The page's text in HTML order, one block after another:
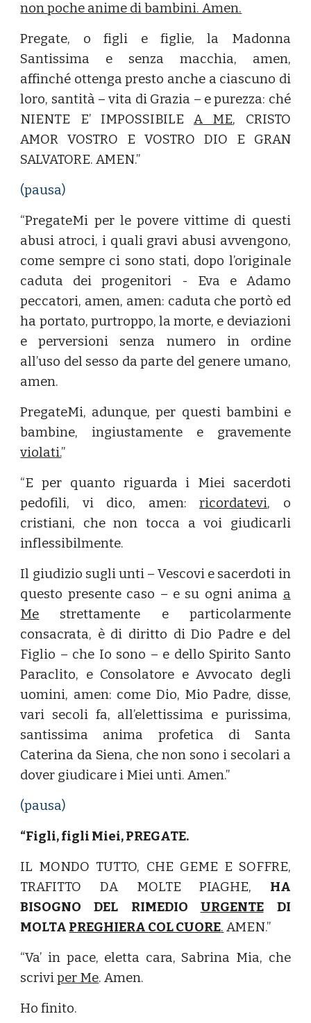
non poche anime di bambini. Amen.
Pregate, o figli e figlie, la Madonna
Santissima e senza macchia, amen,
affinché ottenga presto anche a ciascuno di
loro, santità – vita di Grazia – e purezza: ché
NIENTE E’ IMPOSSIBILEA ME, CRISTO
AMOR VOSTRO E VOSTRO DIO E GRAN
SALVATORE. AMEN.”
(pausa)
“PregateMi per le povere vittime di questi
abusi atroci, i quali gravi abusi avvengono,
come sempre ci sono stati, dopo l’originale
caduta dei progenitori - Eva e Adamo
peccatori, amen, amen: caduta che portò ed
ha portato, purtroppo, la morte, e deviazioni
e perversioni senza numero in ordine
all’uso del sesso da parte del genere umano,
amen.
PregateMi, adunque, per questi bambini e
bambine, ingiustamente e gravemente
violati.”
“E per quanto riguarda i Miei sacerdoti
pedofili, vi dico, amen:ricordatevi, o
cristiani, che non tocca a voi giudicarli
inflessibilmente.
Il giudizio sugli unti – Vescovi e sacerdoti in
questo presente caso – e su ogni anima a
Me strettamente e particolarmente
consacrata, è di diritto di Dio Padre e del
Figlio – che Io sono – e dello Spirito Santo
Paraclito, e Consolatore e Avvocato degli
uomini, amen: come Dio, Mio Padre, disse,
vari secoli fa, all’elettissima e purissima,
santissima anima profetica di Santa
Caterina da Siena, che non sono i secolari a
dover giudicare i Miei unti. Amen.”
(pausa)
“Figli, figli Miei, PREGATE.
IL MONDO TUTTO, CHE GEME E SOFFRE,
TRAFITTO DA MOLTE PIAGHE, HA
BISOGNO DEL RIMEDIO URGENTE
DI
MOLTA PREGHIERA COL CUORE. AMEN.”
“Va’ in pace, eletta cara, Sabrina Mia, che
scriviper Me. Amen.
Ho finito.